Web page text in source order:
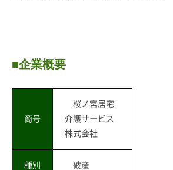
■企業概要
商号
桜ノ宮居宅
介護サービス
株式会社
種別 破産